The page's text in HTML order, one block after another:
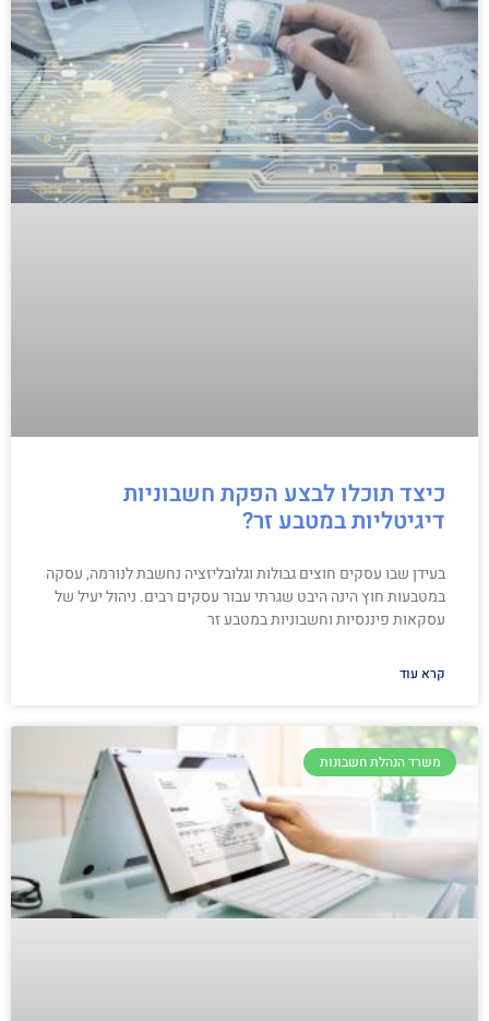
כיצד תוכלו לבצע הפקת חשבוניות
דיגיטליות במטבע זר?
בעידן שבו עסקים חוצים גבולות וגלובליזציה נחשבת לנורמה, עסקה
במטבעות חוץ הינה היבט שגרתי עבור עסקים רבים. ניהול יעיל של
עסקאות פיננסיות וחשבוניות במטבע זר
קרא עוד
משרד הנהלת חשבונות